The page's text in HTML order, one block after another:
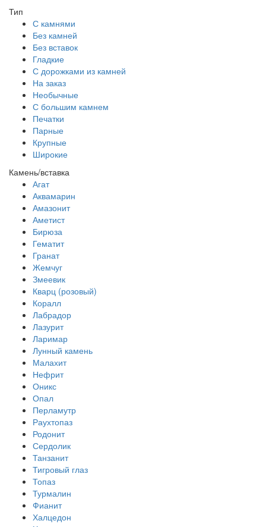
Тип
С камнями
Без камней
Без вставок
Гладкие
С дорожками из камней
На заказ
Необычные
С большим камнем
Печатки
Парные
Крупные
Широкие
Камень/вставка
Агат
Аквамарин
Амазонит
Аметист
Бирюза
Гематит
Гранат
Жемчуг
Змеевик
Кварц (розовый)
Коралл
Лабрадор
Лазурит
Ларимар
Лунный камень
Малахит
Нефрит
Оникс
Опал
Перламутр
Раухтопаз
Родонит
Сердолик
Танзанит
Тигровый глаз
Топаз
Турмалин
Фианит
Халцедон